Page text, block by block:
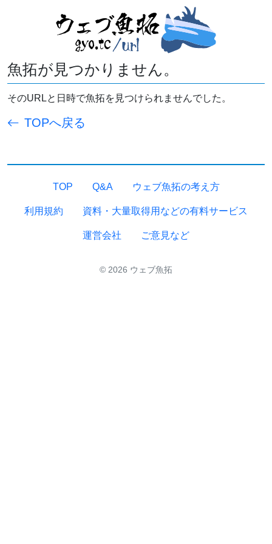
魚拓が見つかりません。
そのURLと日時で魚拓を見つけられませんでした。
TOPへ戻る
TOP Q&A ウェブ魚拓の考え方
利用規約 資料・大量取得用などの有料サービス
運営会社 ご意見など
© 2026 ウェブ魚拓